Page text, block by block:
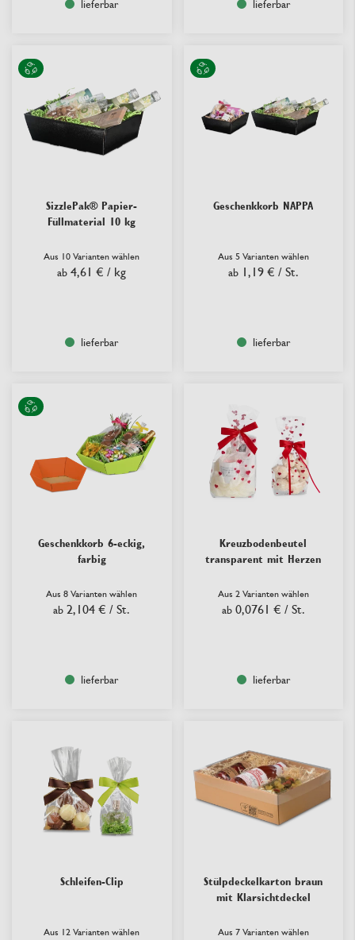
lieferbar lieferbar
SizzlePak® Papier-
Füllmaterial 10 kg
Aus 10 Varianten wählen
ab 4,61 € / kg
lieferbar
Geschenkkorb NAPPA
Aus 5 Varianten wählen
ab 1,19 € / St.
lieferbar
Geschenkkorb 6-eckig,
farbig
Aus 8 Varianten wählen
ab 2,104 € / St.
lieferbar
Kreuzbodenbeutel
transparent mit Herzen
Aus 2 Varianten wählen
ab 0,0761 € / St.
lieferbar
Schleifen-Clip
Aus 12 Varianten wählen
Stülpdeckelkarton braun
mit Klarsichtdeckel
Aus 7 Varianten wählen